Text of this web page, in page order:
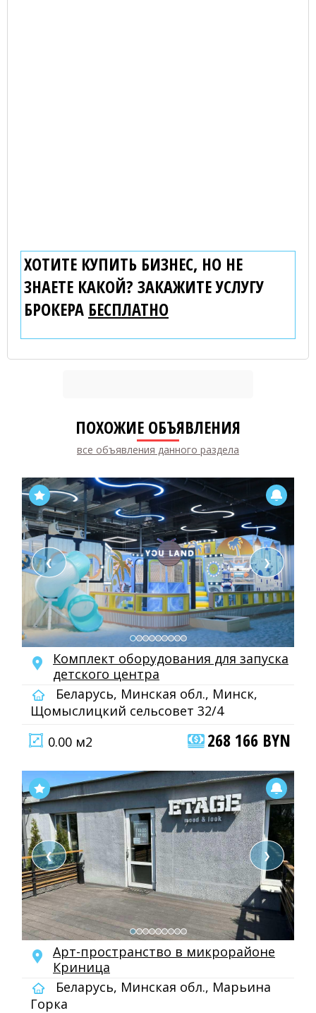
ХОТИТЕ КУПИТЬ БИЗНЕС, НО НЕ
ЗНАЕТЕ КАКОЙ? ЗАКАЖИТЕ УСЛУГУ
БРОКЕРА БЕСПЛАТНО
ПОХОЖИЕ ОБЪЯВЛЕНИЯ
все объявления данного раздела
❮ ❯
Комплект оборудования для запуска
детского центра
Беларусь, Минская обл., Минск,
Щомыслицкий сельсовет 32/4
0.00 м2
268 166 BYN
❮ ❯
Арт-пространство в микрорайоне
Криница
Беларусь, Минская обл., Марьина
Горка